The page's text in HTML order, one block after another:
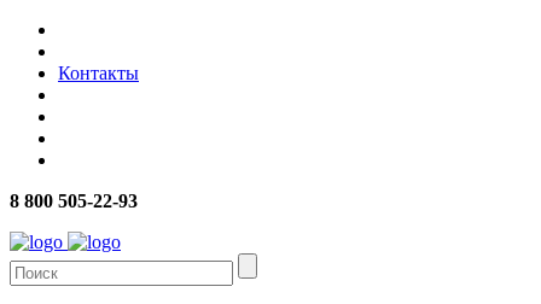
Контакты
8 800 505-22-93